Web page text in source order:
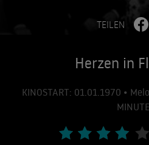
TEILEN
Herzen in
KINOSTART: 01.01.1970 •